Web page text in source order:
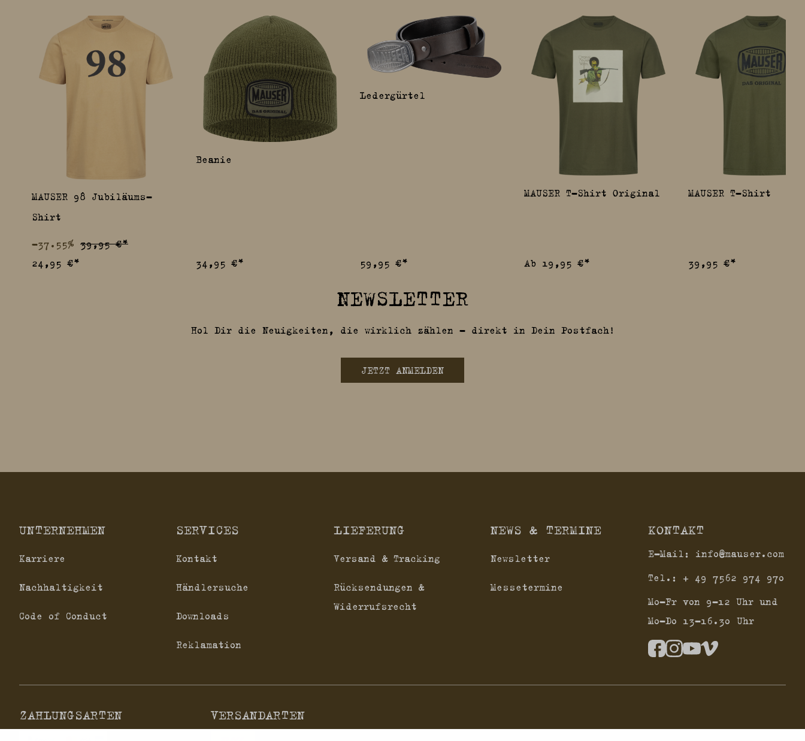
MAUSER 98 Jubiläums-
Shirt
-37.55% 39,95 €*
24,95 €*
Beanie
34,95 €*
Ledergürtel
59,95 €*
MAUSER T-Shirt Original
Ab 19,95 €*
MAUSER T-Shirt
39,95 €*
NEWSLETTER
Hol Dir die Neuigkeiten, die wirklich zählen – direkt in Dein Postfach!
JETZT ANMELDEN
UNTERNEHMEN
Karriere
Nachhaltigkeit
Code of Conduct
SERVICES
Kontakt
Händlersuche
Downloads
Reklamation
LIEFERUNG
Versand & Tracking
Rücksendungen &
Widerrufsrecht
NEWS & TERMINE
Newsletter
Messetermine
KONTAKT
E-Mail: info@mauser.com
Tel.: + 49 7562 974 970
Mo-Fr von 9-12 Uhr und
Mo-Do 13-16.30 Uhr
ZAHLUNGSARTEN VERSANDARTEN